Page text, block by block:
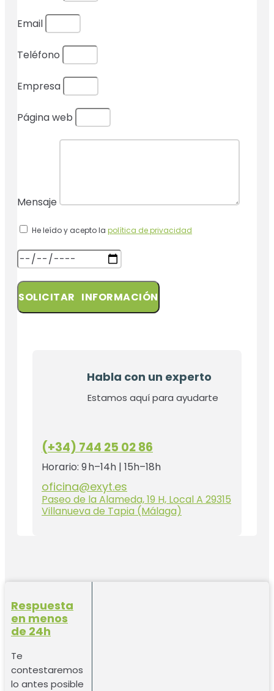
Email
Teléfono
Empresa
Página web
Mensaje
He leído y acepto la política de privacidad
SOLICITAR INFORMACIÓN
Habla con un experto
Estamos aquí para ayudarte
(+34) 744 25 02 86
Horario: 9 h–14h | 15h–18h
oficina@exyt.es
Paseo de la Alameda, 19 H, Local A 29315
Villanueva de Tapia (Málaga)
Respuesta
en menos
de 24h
Te
contestaremos
lo antes posible